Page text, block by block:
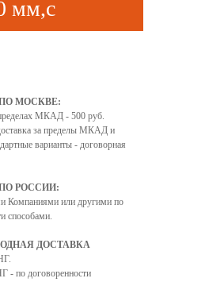
мм,с
МОСКВЕ:
МКАД - 500 руб.
за пределы МКАД и
варианты - договорная
РОССИИ:
Компаниями или другими по
способами.
ДОСТАВКА
- по договоренности